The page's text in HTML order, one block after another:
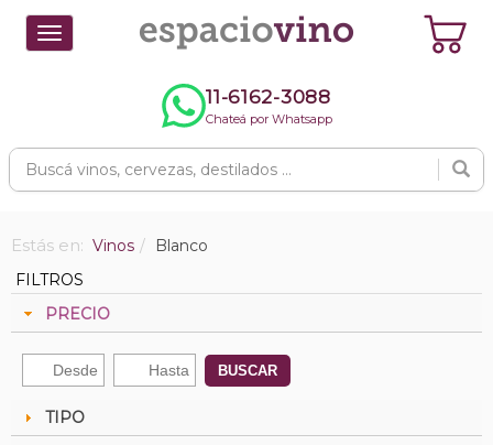
Toggle
navigation
11-6162-3088
Chateá por Whatsapp
Estás en: Vinos
Blanco
FILTROS
PRECIO
BUSCAR
TIPO